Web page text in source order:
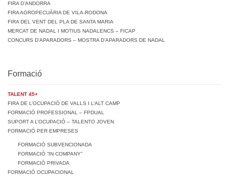
FIRA D’ANDORRA
FIRA AGROPECUÀRIA DE VILA-RODONA
FIRA DEL VENT DEL PLA DE SANTA MARIA
MERCAT DE NADAL I MOTIUS NADALENCS – FICAP
CONCURS D’APARADORS – MOSTRA D’APARADORS DE NADAL
Formació
TALENT 45+
FIRA DE L’OCUPACIÓ DE VALLS I L’ALT CAMP
FORMACIÓ PROFESSIONAL – FPDUAL
SUPORT A L’OCUPACIÓ – TALENTO JOVEN
FORMACIÓ PER EMPRESES
FORMACIÓ SUBVENCIONADA
FORMACIÓ “IN COMPANY”
FORMACIÓ PRIVADA
FORMACIÓ OCUPACIONAL